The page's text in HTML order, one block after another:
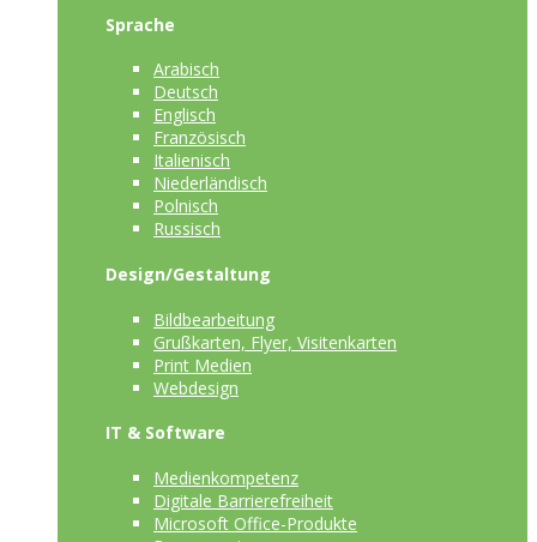
Sprache
Arabisch
Deutsch
Englisch
Französisch
Italienisch
Niederländisch
Polnisch
Russisch
Design/Gestaltung
Bildbearbeitung
Grußkarten, Flyer, Visitenkarten
Print Medien
Webdesign
IT & Software
Medienkompetenz
Digitale Barrierefreiheit
Microsoft Office-Produkte